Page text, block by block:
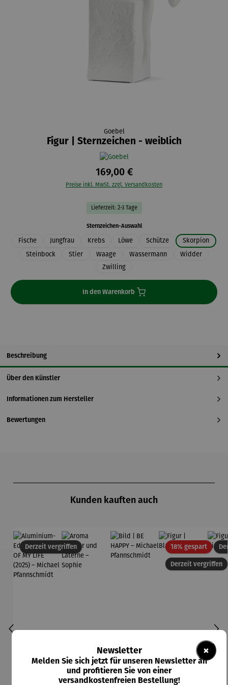
Goebel
Figur | Sternzeichen - weiblich
169,00 €
Preise inkl. MwSt. zzgl. Versandkosten
Lieferzeit: 2-3 Tage
Sternzeichen-Auswahlauswählen
Fische Jungfrau Krebs Löwe Schütze
Skorpion
Steinbock
Stier Waage Wassermann
Widder
Zwilling
In den Warenkorb
Beschreibung
Über den Künstler
Informationen zum Hersteller
Bewertungen
Kunden kauften auch
Derzeit vergriffen
Derzeit vergriffen
18% gespartRabatt
×
Newsletter
Melden Sie sich jetzt für unseren Newsletter an
und profitieren Sie von einer
versandkostenfreien Bestellung!